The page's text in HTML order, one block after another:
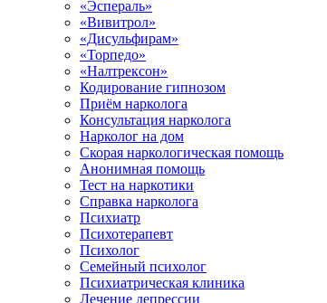
«Эспераль»
«Вивитрол»
«Дисульфирам»
«Торпедо»
«Налтрексон»
Кодирование гипнозом
Приём нарколога
Консультация нарколога
Нарколог на дом
Скорая наркологическая помощь
Анонимная помощь
Тест на наркотики
Справка нарколога
Психиатр
Психотерапевт
Психолог
Семейный психолог
Психиатрическая клиника
Лечение депрессии